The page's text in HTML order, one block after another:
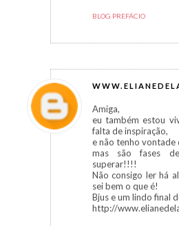
BLOG PREFÁCIO
Amiga,
eu também estou
falta de inspiração,
e não tenho vontade
mas são fases
superar!!!!
Não consigo ler há
sei bem o que é!
Bjus e um lindo final
http://